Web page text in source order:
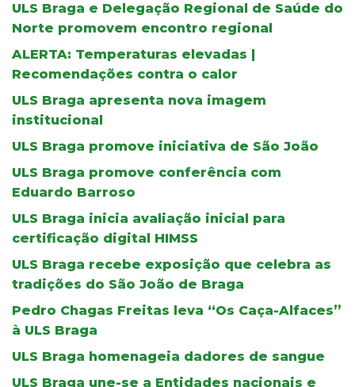
ULS Braga e Delegação Regional de Saúde do
Norte promovem encontro regional
ALERTA: Temperaturas elevadas |
Recomendações contra o calor
ULS Braga apresenta nova imagem
institucional
ULS Braga promove iniciativa de São João
ULS Braga promove conferência com
Eduardo Barroso
ULS Braga inicia avaliação inicial para
certificação digital HIMSS
ULS Braga recebe exposição que celebra as
tradições do São João de Braga
Pedro Chagas Freitas leva “Os Caça-Alfaces”
à ULS Braga
ULS Braga homenageia dadores de sangue
ULS Braga une-se a Entidades nacionais e